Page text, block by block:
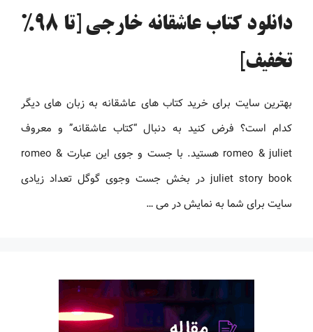
دانلود کتاب عاشقانه خارجی [تا 98%
تخفیف]
بهترین سایت برای خرید کتاب های عاشقانه به زبان های دیگر
کدام است؟ فرض کنید به دنبال “کتاب عاشقانه” و معروف
romeo & juliet هستید. با جست و جوی این عبارت romeo &
juliet story book در بخش جست وجوی گوگل تعداد زیادی
سایت برای شما به نمایش در می …